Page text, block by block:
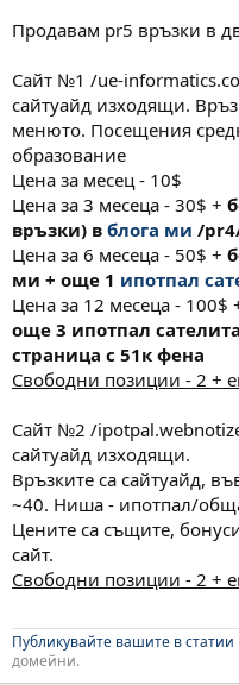
т
Продавам pr5 връзки в
Сайт №1 /ue-
сайтуайд изходящи.
менюто. Посещения
образование
Цена за месец - 10$
Цена за 3 месеца - 30$ +
връзки) в блога ми /
Цена за 6 месеца - 50$ +
ми + още 1 ипотпал
Цена за 12 месеца - 100$
още 3 ипотпал
страница с 51к фена
Свободни позиции - 2 +
Сайт №2 /
сайтуайд изходящи.
Връзките са сайтуайд,
~40. Ниша - ипотпал/
Цените са същите,
сайт.
Свободни позиции - 2 +
Публикувайте вашите в статии
домейни.